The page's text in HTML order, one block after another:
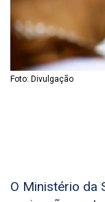
Foto: Divulgação
O Ministério da